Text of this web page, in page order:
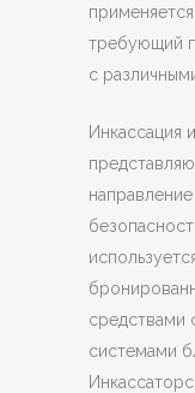
требующий
с
Инкассация
средствами
системами